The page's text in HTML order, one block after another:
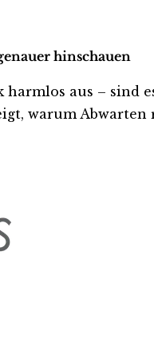
hinschauen
aus –
warum